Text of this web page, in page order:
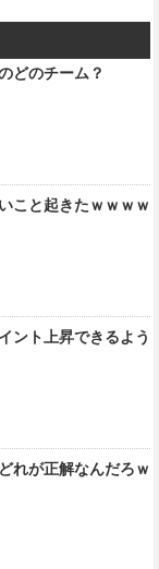
どのチーム？
こと起きたｗｗｗｗ
ント上昇できるよう
れが正解なんだろｗ